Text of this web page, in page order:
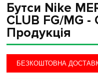
Бутси Nike
CLUB FG/MG -
Продукція
БЕЗКОШТОВНА